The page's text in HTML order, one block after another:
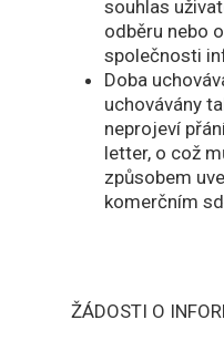
souhlas
odběru nebo
společnosti
Doba
uchovávány
neprojeví
letter, o což
způsobem
komerčním
ŽÁDOSTI O